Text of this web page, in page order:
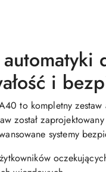
automatyki
i
to kompletny zestaw
został
systemy